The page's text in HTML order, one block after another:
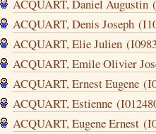
ACQUART, Daniel Augustin
ACQUART, Denis Joseph
ACQUART, Elie Julien
ACQUART, Emile Olivier
ACQUART, Ernest Eugene
ACQUART, Estienne
ACQUART, Eugene Ernest